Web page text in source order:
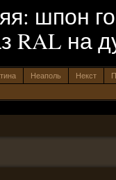
шпон
RAL на
Неаполь Некст